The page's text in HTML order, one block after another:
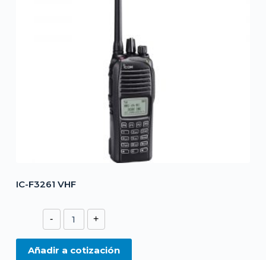
IC-F3261 VHF
-
IC-
F3261
+
Añadir a cotización